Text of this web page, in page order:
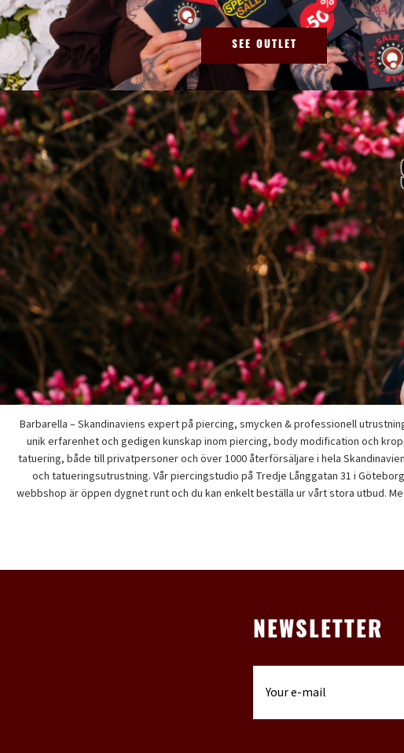
SEE OUTLET
Barbarella – Skandinaviens expert på piercing, smycken & professionell
unik erfarenhet och gedigen kunskap inom piercing, body modification och
tatuering, både till privatpersoner och över 1000 återförsäljare i hela
och tatueringsutrustning. Vår piercingstudio på Tredje Långgatan 31 i
webbshop är öppen dygnet runt och du kan enkelt beställa ur vårt stora utbud.
NEWSLETTER